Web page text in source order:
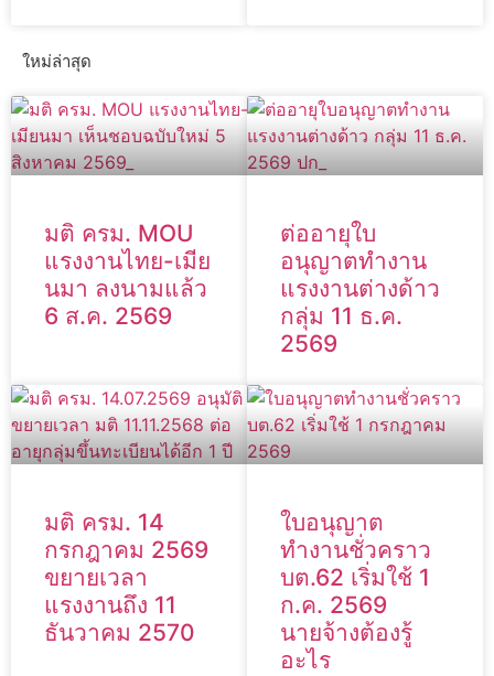
ใหม่ล่าสุด
มติ ครม. MOU
แรงงานไทย-เมีย
นมา ลงนามแล้ว
6 ส.ค. 2569
ต่ออายุใบ
อนุญาตทำงาน
แรงงานต่างด้าว
กลุ่ม 11 ธ.ค.
2569
มติ ครม. 14
กรกฎาคม 2569
ขยายเวลา
แรงงานถึง 11
ธันวาคม 2570
ใบอนุญาต
ทำงานชั่วคราว
บต.62 เริ่มใช้ 1
ก.ค. 2569
นายจ้างต้องรู้
อะไร